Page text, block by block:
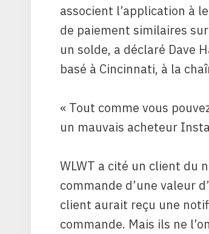
associent l’application à
de paiement similaires
un solde, a déclaré Dave
basé à Cincinnati, à la
« Tout comme vous
un mauvais acheteur
WLWT a cité un client du
commande d’une valeur
client aurait reçu une
commande. Mais ils ne